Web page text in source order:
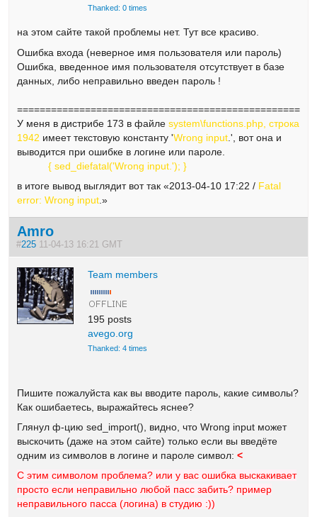
Thanked: 0 times
на этом сайте такой проблемы нет. Тут все красиво.
Ошибка входа (неверное имя пользователя или пароль)
Ошибка, введенное имя пользователя отсутствует в базе
данных, либо неправильно введен пароль !
У меня в дистрибе 173 в файлеsystem\functions.php, строка
1942 имеет текстовую константу 'Wrong input .', вот она и
выводится при ошибке в логине или пароле.
{ sed_diefatal('Wrong input.'); }
в итоге вывод выглядит вот так «2013-04-10 17:22 / Fatal
error: Wrong input.»
Amro
#225 11-04-13 16:21 GMT
Team members
195 posts
avego.org
Thanked: 4 times
Пишите пожалуйста как вы вводите пароль, какие символы?
Как ошибаетесь, выражайтесь яснее?
Глянул ф-цию sed_import(), видно, что Wrong input может
выскочить (даже на этом сайте) только если вы введёте
одним из символов в логине и пароле символ:<
С этим символом проблема? или у вас ошибка выскакивает
просто если неправильно любой пасс забить? пример
неправильного пасса (логина) в студию :))